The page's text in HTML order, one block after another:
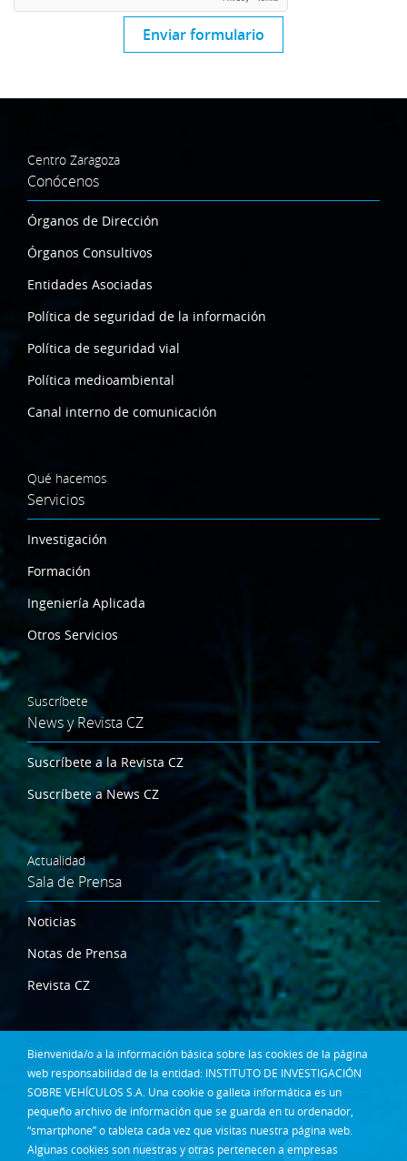
Bienvenida/o a la información básica sobre las cookies de la página
web responsabilidad de la entidad: INSTITUTO DE INVESTIGACIÓN
SOBRE VEHÍCULOS S.A. Una cookie o galleta informática es un
pequeño archivo de información que se guarda en tu ordenador,
“smartphone” o tableta cada vez que visitas nuestra página web.
Algunas cookies son nuestras y otras pertenecen a empresas
Enviar formulario
Centro Zaragoza
Conócenos
Órganos de Dirección
Órganos Consultivos
Entidades Asociadas
Política de seguridad de la información
Política de seguridad vial
Política medioambiental
Canal interno de comunicación
Qué hacemos
Servicios
Investigación
Formación
Ingeniería Aplicada
Otros Servicios
Suscríbete
News y Revista CZ
Suscríbete a la Revista CZ
Suscríbete a News CZ
Actualidad
Sala de Prensa
Noticias
Notas de Prensa
Revista CZ
Dónde estamos
Contacta
Síguenos en: